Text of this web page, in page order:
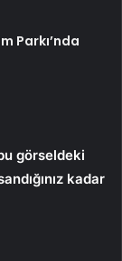
Parkı’nda
görseldeki
kadar